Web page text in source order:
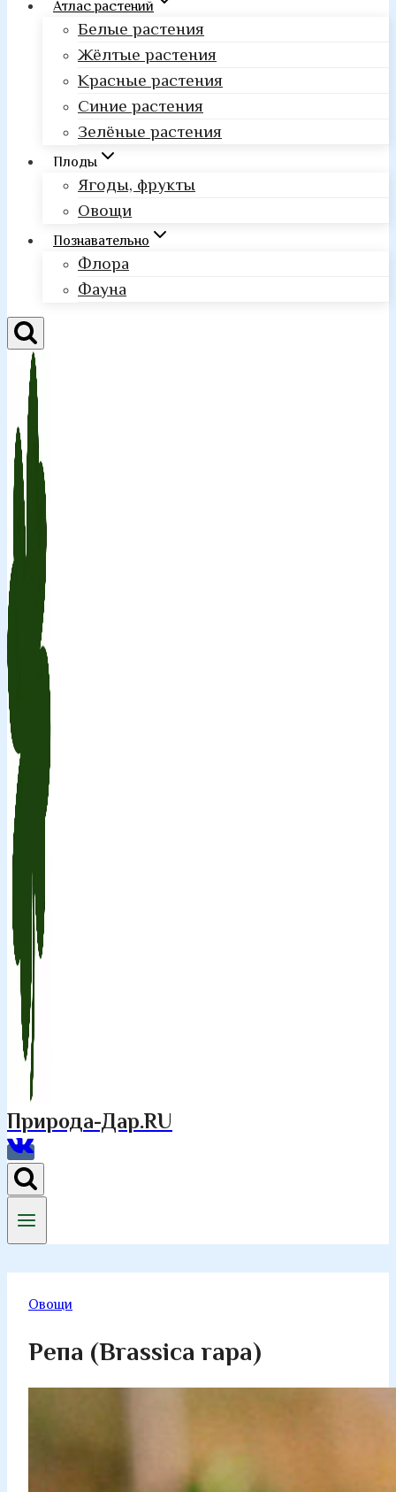
Атлас растений
Белые растения
Жёлтые растения
Красные растения
Синие растения
Зелёные растения
Плоды
Ягоды, фрукты
Овощи
Познавательно
Флора
Фауна
Природа-Дар.RU
Овощи
Репа (Brassica rapa)